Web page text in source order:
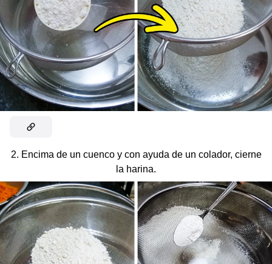
2. Encima de un cuenco y con ayuda de un colador, cierne
la harina.